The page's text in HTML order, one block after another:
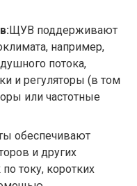
ЩУВ поддерживают
например,
потока,
и регуляторы (в том
или частотные
обеспечивают
и других
току, коротких